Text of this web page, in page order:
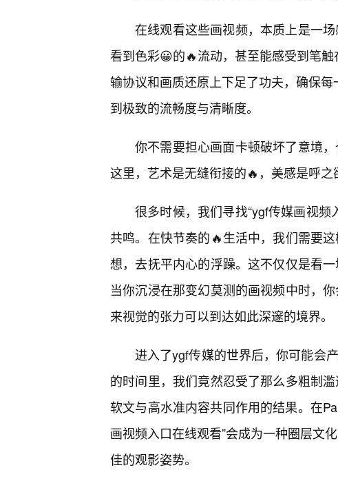
在线观看这些画视频，本质上是一
看到色彩😀的🔥流动，甚至能感受到笔
输协议和画质还原上下足了功夫，确保
到极致的流畅度与清晰度。
你不需要担心画面卡顿破坏了意境
这里，艺术是无缝衔接的🔥，美感是呼之
很多时候，我们寻找“ygf传媒画视
共鸣。在快节奏的🔥生活中，我们需要
想，去抚平内心的浮躁。这不仅仅是看
当你沉浸在那变幻莫测的画视频中时，
来视觉的张力可以到达如此深邃的境界。
进入了ygf传媒的世界后，你可能会
的时间里，我们竟然忍受了那么多粗制
软文与高水准内容共同作用的结果。在
画视频入口在线观看”会成为一种圈层文
佳的观影姿势。